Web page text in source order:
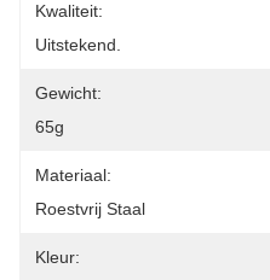
Kwaliteit:
Uitstekend.
Gewicht:
65g
Materiaal:
Roestvrij Staal
Kleur: